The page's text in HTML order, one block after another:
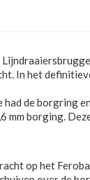
In het
de
borging.
op het